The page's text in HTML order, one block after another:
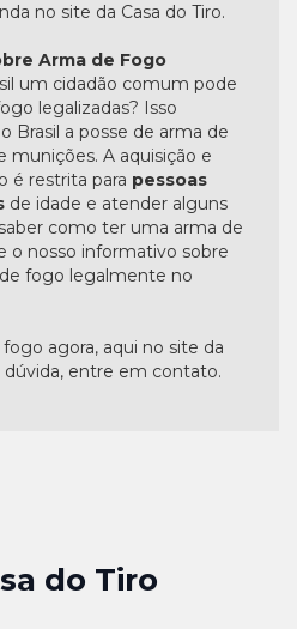
no site da Casa do Tiro.
Arma de Fogo
um cidadão comum pode
legalizadas? Isso
Brasil a posse de arma de
munições. A aquisição e
é restrita para pessoas
de idade e atender alguns
como ter uma arma de
o nosso informativo sobre
fogo legalmente no
agora, aqui no site da
dúvida, entre em contato.
do Tiro